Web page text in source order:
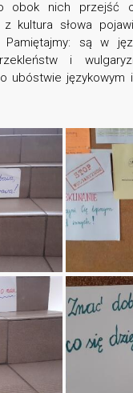
obok nich przejść
kultura słowa
są w
i
ubóstwie językowym